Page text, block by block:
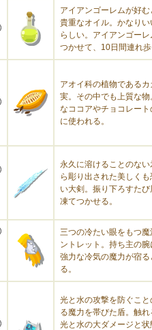
アイアンゴーレムが好む
貴重なオイル。かなりい
らしい。アイアンゴー
つかせて、10日間連れ
アオイ科の植物であるカ
実。その中でも上質な物
なココアやチョコレート
に使われる。
永久に溶けることのない
ら彫り出された美しく
い大剣。振り下ろすたび
凍てつかせる。
三つの冷たい眼をもつ魔
ントレット。持ち主の腕
強力な冷気の魔力が宿る
る。
光と水の攻撃を防ぐこと
る魔力を帯びた盾。触れ
光と水の大ダメージと状